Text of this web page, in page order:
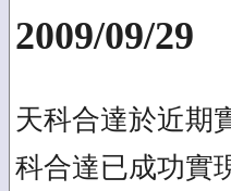
2009/09/29
天科合達於近期
科合達已成功實